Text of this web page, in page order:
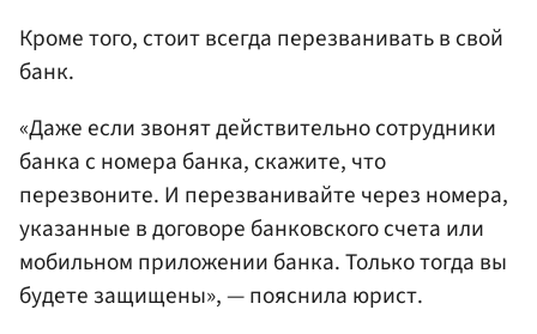
Кроме того, стоит всегда перезванивать в свой
банк.
«Даже если звонят действительно сотрудники
банка с номера банка, скажите, что
перезвоните. И перезванивайте через номера,
указанные в договоре банковского счета или
мобильном приложении банка. Только тогда вы
будете защищены», — пояснила юрист.